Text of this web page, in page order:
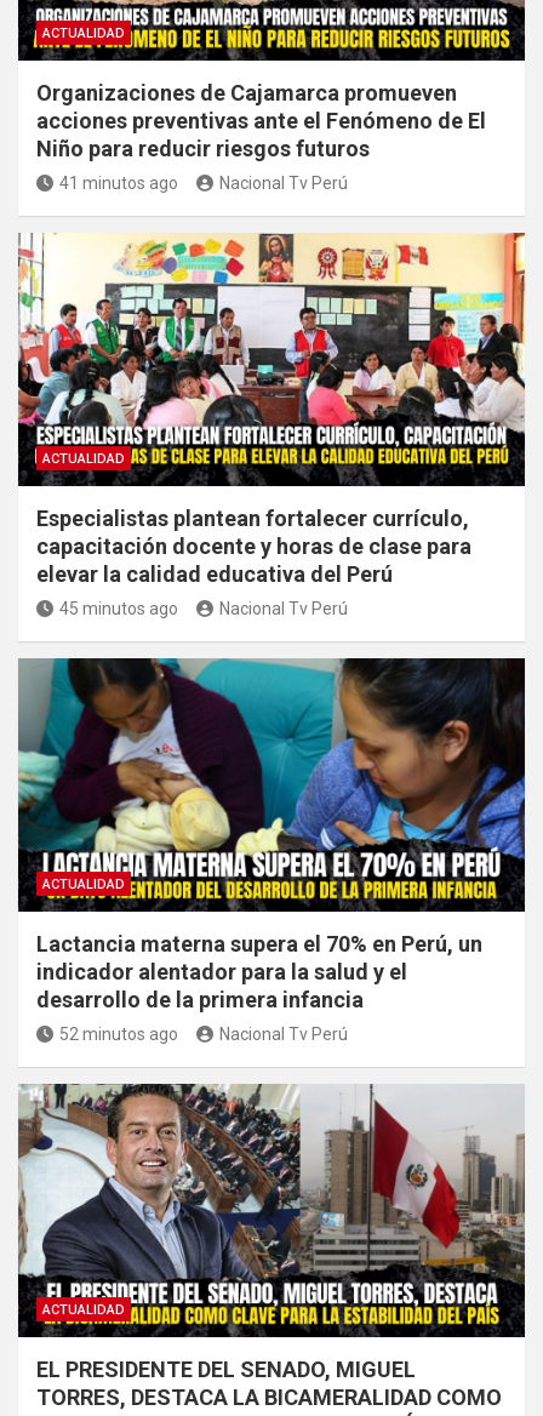
ACTUALIDAD
Organizaciones de Cajamarca promueven
acciones preventivas ante el Fenómeno de El
Niño para reducir riesgos futuros
41 minutos ago Nacional Tv Perú
ACTUALIDAD
Especialistas plantean fortalecer currículo,
capacitación docente y horas de clase para
elevar la calidad educativa del Perú
45 minutos ago Nacional Tv Perú
ACTUALIDAD
Lactancia materna supera el 70% en Perú, un
indicador alentador para la salud y el
desarrollo de la primera infancia
52 minutos ago Nacional Tv Perú
ACTUALIDAD
EL PRESIDENTE DEL SENADO, MIGUEL
TORRES, DESTACA LA BICAMERALIDAD COMO